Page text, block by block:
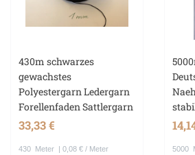
430m schwarzes
gewachstes
Polyestergarn Ledergarn
Forellenfaden Sattlergarn
33,33 €
430 Meter | 0,08 € / Meter 5000